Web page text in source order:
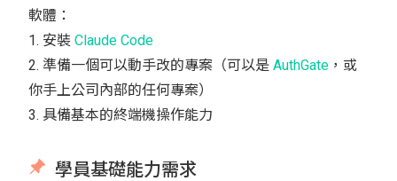
軟體：
1. 安裝 Claude Code
2. 準備一個可以動手改的專案（可以是 AuthGate ，或
你手上公司內部的任何專案）
3. 具備基本的終端機操作能力
學員基礎能力需求